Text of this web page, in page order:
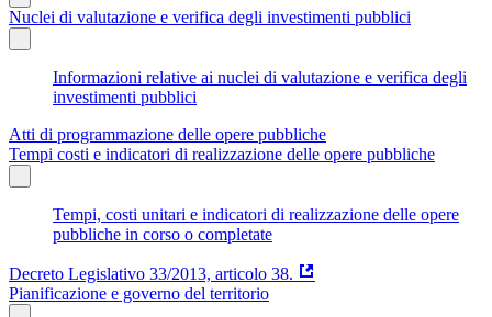
Nuclei di valutazione e verifica degli investimenti pubblici
Informazioni relative ai nuclei di valutazione e verifica degli
investimenti pubblici
Atti di programmazione delle opere pubbliche
Tempi costi e indicatori di realizzazione delle opere pubbliche
Tempi, costi unitari e indicatori di realizzazione delle opere
pubbliche in corso o completate
Decreto Legislativo 33/2013, articolo 38.
Pianificazione e governo del territorio